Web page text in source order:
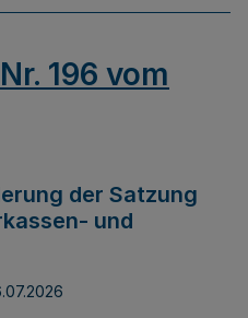
196 vom
der Satzung
und